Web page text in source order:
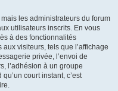
les administrateurs du forum
utilisateurs inscrits. En vous
à des fonctionnalités
visiteurs, tels que l’affichage
privée, l’envoi de
l’adhésion à un groupe
court instant, c’est